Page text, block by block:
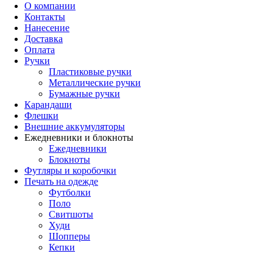
О компании
Контакты
Нанесение
Доставка
Оплата
Ручки
Пластиковые ручки
Металлические ручки
Бумажные ручки
Карандаши
Флешки
Внешние аккумуляторы
Ежедневники и блокноты
Ежедневники
Блокноты
Футляры и коробочки
Печать на одежде
Футболки
Поло
Свитшоты
Худи
Шопперы
Кепки